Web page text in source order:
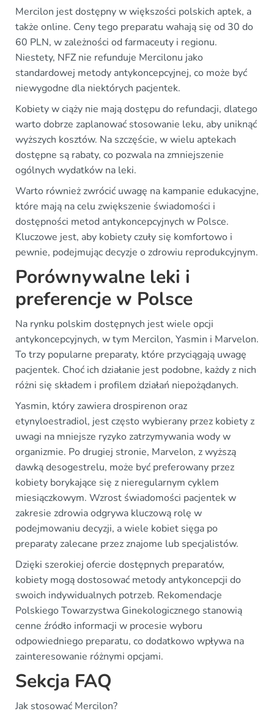
Mercilon jest dostępny w większości polskich aptek, a
także online. Ceny tego preparatu wahają się od 30 do
60 PLN, w zależności od farmaceuty i regionu.
Niestety, NFZ nie refunduje Mercilonu jako
standardowej metody antykoncepcyjnej, co może być
niewygodne dla niektórych pacjentek.
Kobiety w ciąży nie mają dostępu do refundacji, dlatego
warto dobrze zaplanować stosowanie leku, aby uniknąć
wyższych kosztów. Na szczęście, w wielu aptekach
dostępne są rabaty, co pozwala na zmniejszenie
ogólnych wydatków na leki.
Warto również zwrócić uwagę na kampanie edukacyjne,
które mają na celu zwiększenie świadomości i
dostępności metod antykoncepcyjnych w Polsce.
Kluczowe jest, aby kobiety czuły się komfortowo i
pewnie, podejmując decyzje o zdrowiu reprodukcyjnym.
Porównywalne leki i
preferencje w Polsce
Na rynku polskim dostępnych jest wiele opcji
antykoncepcyjnych, w tym Mercilon, Yasmin i Marvelon.
To trzy popularne preparaty, które przyciągają uwagę
pacjentek. Choć ich działanie jest podobne, każdy z nich
różni się składem i profilem działań niepożądanych.
Yasmin, który zawiera drospirenon oraz
etynyloestradiol, jest często wybierany przez kobiety z
uwagi na mniejsze ryzyko zatrzymywania wody w
organizmie. Po drugiej stronie, Marvelon, z wyższą
dawką desogestrelu, może być preferowany przez
kobiety borykające się z nieregularnym cyklem
miesiączkowym. Wzrost świadomości pacjentek w
zakresie zdrowia odgrywa kluczową rolę w
podejmowaniu decyzji, a wiele kobiet sięga po
preparaty zalecane przez znajome lub specjalistów.
Dzięki szerokiej ofercie dostępnych preparatów,
kobiety mogą dostosować metody antykoncepcji do
swoich indywidualnych potrzeb. Rekomendacje
Polskiego Towarzystwa Ginekologicznego stanowią
cenne źródło informacji w procesie wyboru
odpowiedniego preparatu, co dodatkowo wpływa na
zainteresowanie różnymi opcjami.
Sekcja FAQ
Jak stosować Mercilon?